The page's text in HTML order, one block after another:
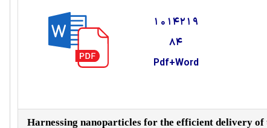
1014219
84
Pdf+Word
Harnessing nanoparticles for the efficient delivery of